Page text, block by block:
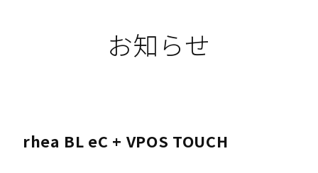
お知らせ
rhea BL eC + VPOS TOUCH